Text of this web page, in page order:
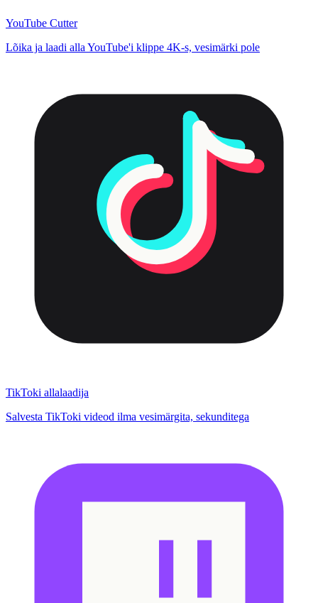
YouTube Cutter
Lõika ja laadi alla YouTube'i klippe 4K-s, vesimärki pole
TikToki allalaadija
Salvesta TikToki videod ilma vesimärgita, sekunditega